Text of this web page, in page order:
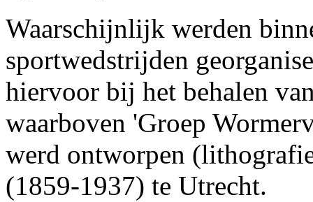
Waarschijnlijk werden
sportwedstrijden
hiervoor bij het behalen
waarboven 'Groep
werd ontworpen
(1859-1937) te Utrecht.